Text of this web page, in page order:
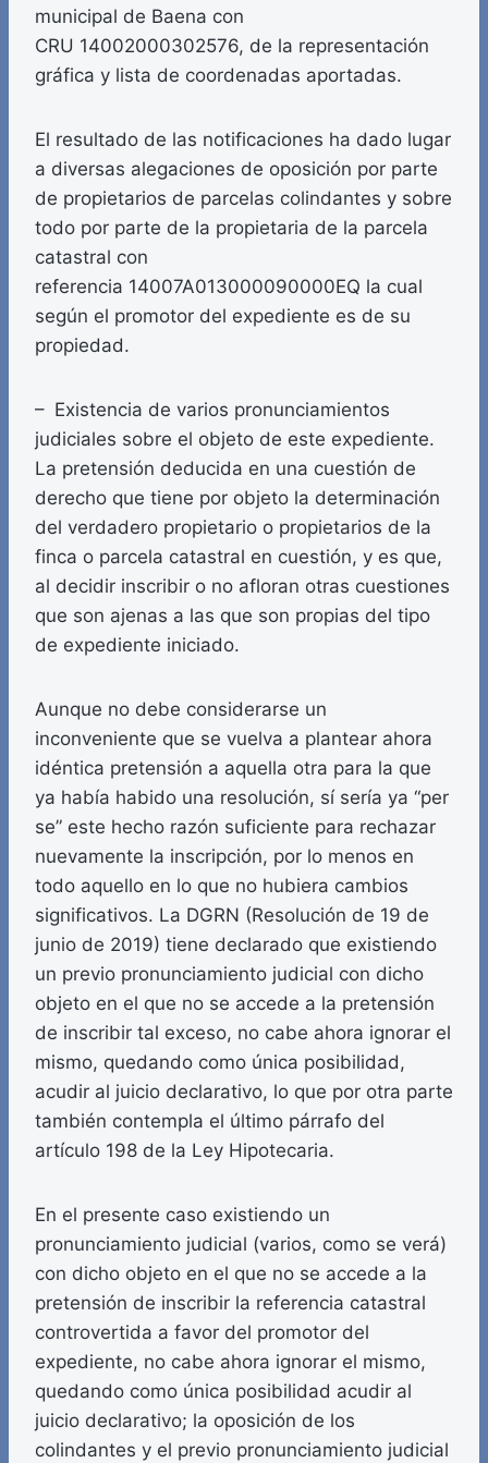
municipal de Baena con
CRU 14002000302576, de la representación
gráfica y lista de coordenadas aportadas.
El resultado de las notificaciones ha dado lugar
a diversas alegaciones de oposición por parte
de propietarios de parcelas colindantes y sobre
todo por parte de la propietaria de la parcela
catastral con
referencia 14007A013000090000EQ la cual
según el promotor del expediente es de su
propiedad.
– Existencia de varios pronunciamientos
judiciales sobre el objeto de este expediente.
La pretensión deducida en una cuestión de
derecho que tiene por objeto la determinación
del verdadero propietario o propietarios de la
finca o parcela catastral en cuestión, y es que,
al decidir inscribir o no afloran otras cuestiones
que son ajenas a las que son propias del tipo
de expediente iniciado.
Aunque no debe considerarse un
inconveniente que se vuelva a plantear ahora
idéntica pretensión a aquella otra para la que
ya había habido una resolución, sí sería ya “per
se” este hecho razón suficiente para rechazar
nuevamente la inscripción, por lo menos en
todo aquello en lo que no hubiera cambios
significativos. La DGRN (Resolución de 19 de
junio de 2019) tiene declarado que existiendo
un previo pronunciamiento judicial con dicho
objeto en el que no se accede a la pretensión
de inscribir tal exceso, no cabe ahora ignorar el
mismo, quedando como única posibilidad,
acudir al juicio declarativo, lo que por otra parte
también contempla el último párrafo del
artículo 198 de la Ley Hipotecaria.
En el presente caso existiendo un
pronunciamiento judicial (varios, como se verá)
con dicho objeto en el que no se accede a la
pretensión de inscribir la referencia catastral
controvertida a favor del promotor del
expediente, no cabe ahora ignorar el mismo,
quedando como única posibilidad acudir al
juicio declarativo; la oposición de los
colindantes y el previo pronunciamiento judicial